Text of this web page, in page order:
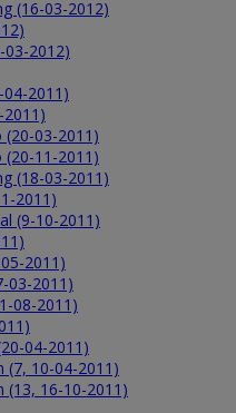
(16-03-2012)
03-2012)
2011)
(20-03-2011)
(20-11-2011)
(18-03-2011)
2011)
(9-10-2011)
2011)
03-2011)
08-2011)
04-2011)
(7, 10-04-2011)
(13, 16-10-2011)